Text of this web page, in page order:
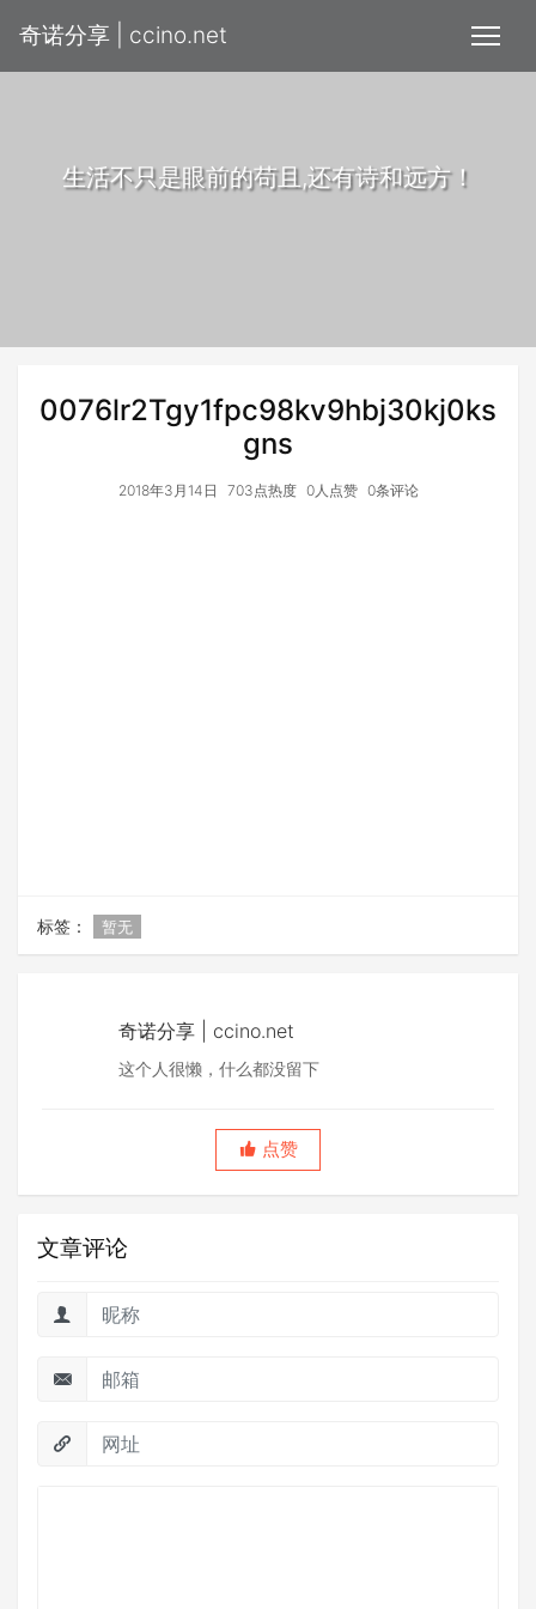
奇诺分享 | ccino.net
生活不只是眼前的苟且,还有诗和远方！
0076lr2Tgy1fpc98kv9hbj30kj0ks
gns
2018年3月14日 703点热度 0人点赞 0条评论
标签： 暂无
奇诺分享 | ccino.net
这个人很懒，什么都没留下
点赞
文章评论